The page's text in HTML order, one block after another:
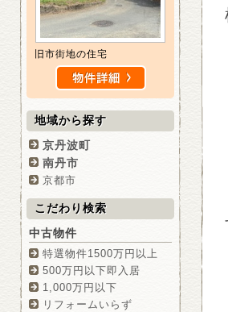
旧市街地の住宅
地域から探す
京丹波町
南丹市
京都市
こだわり検索
中古物件
特選物件1500万円以上
500万円以下即入居
1,000万円以下
リフォームいらず